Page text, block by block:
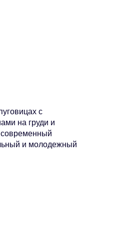
с
на груди и
современный
и молодежный